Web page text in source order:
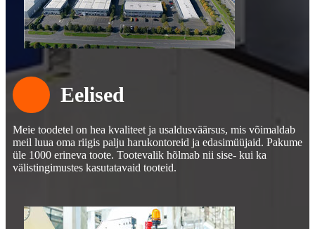
Eelised
Meie toodetel on hea kvaliteet ja usaldusväärsus, mis võimaldab
meil luua oma riigis palju harukontoreid ja edasimüüjaid. Pakume
üle 1000 erineva toote. Tootevalik hõlmab nii sise- kui ka
välistingimustes kasutatavaid tooteid.